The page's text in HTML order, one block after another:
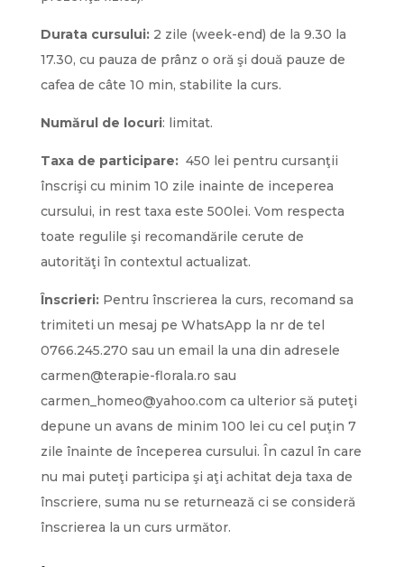
Durata cursului:2 zile (week-end) de la 9.30 la
17.30, cu pauza de prânz o oră şi două pauze de
cafea de câte 10 min, stabilite la curs.
Numărul de locuri: limitat.
Taxa de participare:450 lei pentru cursanţii
înscrişi cu minim 10 zile inainte de inceperea
cursului, in rest taxa este 500lei. Vom respecta
toate regulile şi recomandările cerute de
autorităţi în contextul actualizat.
Înscrieri: Pentru înscrierea la curs, recomand sa
trimiteti un mesaj pe WhatsApp la nr de tel
0766.245.270 sau un email la una din adresele
carmen@terapie-florala.ro sau
carmen_homeo@yahoo.com ca ulterior să puteţi
depune un avans de minim 100 lei cu cel puţin 7
zile înainte de începerea cursului. În cazul în care
nu mai puteţi participa şi aţi achitat deja taxa de
înscriere, suma nu se returnează ci se consideră
înscrierea la un curs următor.